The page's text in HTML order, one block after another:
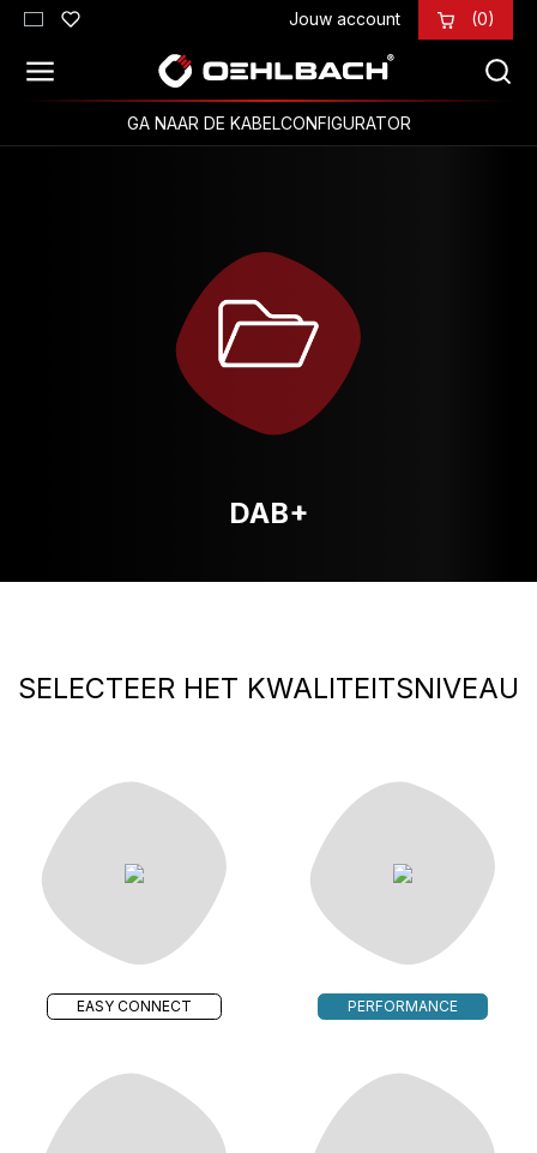
Ga naar de hoofdinhoud Jouw account (0)
GA NAAR DE KABELCONFIGURATOR
DAB+
SELECTEER HET KWALITEITSNIVEAU
EASY CONNECT PERFORMANCE